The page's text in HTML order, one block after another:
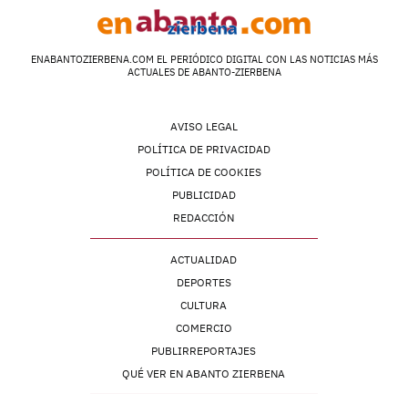
ENABANTOZIERBENA.COM EL PERIÓDICO DIGITAL CON LAS NOTICIAS MÁS
ACTUALES DE ABANTO-ZIERBENA
AVISO LEGAL
POLÍTICA DE PRIVACIDAD
POLÍTICA DE COOKIES
PUBLICIDAD
REDACCIÓN
ACTUALIDAD
DEPORTES
CULTURA
COMERCIO
PUBLIRREPORTAJES
QUÉ VER EN ABANTO ZIERBENA